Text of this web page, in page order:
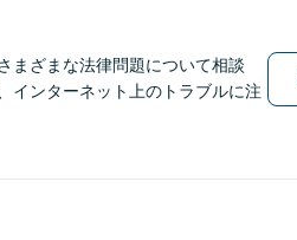
まざまな法律問題について相談
インターネット上のトラブルに注